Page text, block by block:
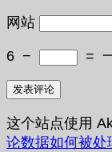
网站
6 − =
这个站点使用
论数据如何被处